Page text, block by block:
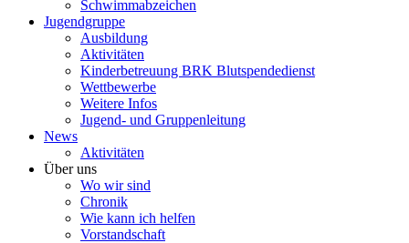
Schwimmabzeichen
Jugendgruppe
Ausbildung
Aktivitäten
Kinderbetreuung BRK Blutspendedienst
Wettbewerbe
Weitere Infos
Jugend- und Gruppenleitung
News
Aktivitäten
Über uns
Wo wir sind
Chronik
Wie kann ich helfen
Vorstandschaft